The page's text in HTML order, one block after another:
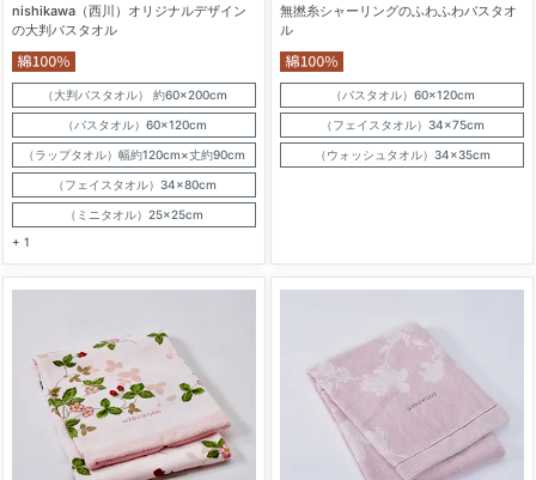
nishikawa（西川）オリジナルデザイン
の大判バスタオル
（大判バスタオル） 約60×200cm
（バスタオル）60×120cm
（ラップタオル）幅約120cm×丈約90cm
（フェイスタオル）34×80cm
（ミニタオル）25×25cm
+ 1
無撚糸シャーリングのふわふわバスタオ
ル
（バスタオル）60×120cm
（フェイスタオル）34×75cm
（ウォッシュタオル）34×35cm